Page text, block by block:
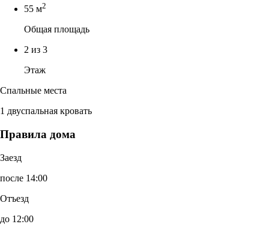
55 м2
Общая площадь
2 из 3
Этаж
Спальные места
1 двуспальная кровать
Правила дома
Заезд
после 14:00
Отъезд
до 12:00